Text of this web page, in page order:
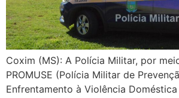
Coxim (MS): A Polícia Militar, por
PROMUSE (Polícia Militar de
Enfrentamento à Violência